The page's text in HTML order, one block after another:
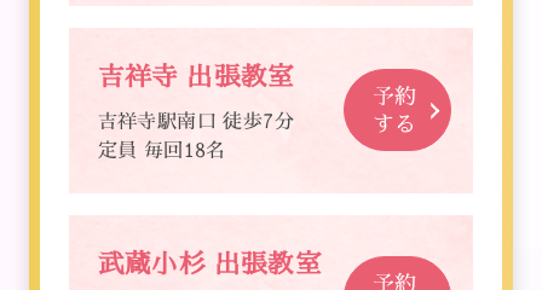
吉祥寺 出張教室
吉祥寺駅南口 徒歩7分
定員 毎回18名
予約
する
武蔵小杉 出張教室
予約